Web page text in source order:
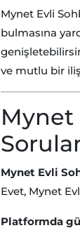
Mynet Evli
bulmasına
ve mutlu bir
Mynet
Mynet Evli
Evet, Mynet
Platformda